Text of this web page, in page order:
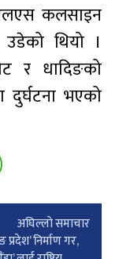
कलसाइन
थियो ।
र धादिङको
भएको
अघिल्लाे समाचार
प्रदेश’ निर्माण गर,